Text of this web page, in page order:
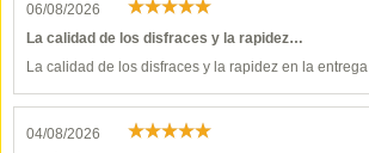
06/08/2026
La calidad de los disfraces y la rapidez…
La calidad de los disfraces y la rapidez en la entrega
04/08/2026